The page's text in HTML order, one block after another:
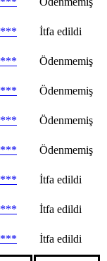
***
İtfa edildi
***
Ödenmemiş
***
Ödenmemiş
***
Ödenmemiş
***
Ödenmemiş
***
İtfa edildi
***
İtfa edildi
*** İtfa edildi